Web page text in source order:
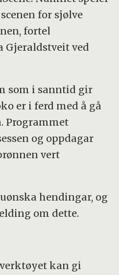
for sjølve
fortel
Gjeraldstveit ved
som i sanntid gir
er i ferd med å gå
Programmet
og oppdagar
vert
hendingar, og
om dette.
kan gi